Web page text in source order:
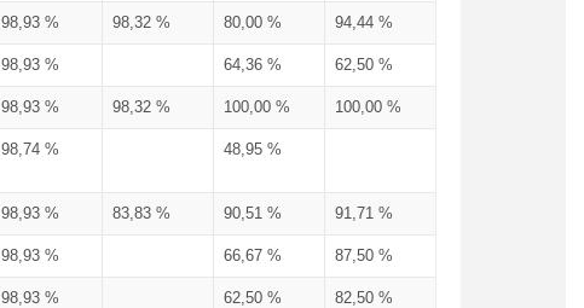
98,93 % 98,32 % 80,00 % 94,44 %
98,93 % 64,36 % 62,50 %
98,93 % 98,32 % 100,00 % 100,00 %
98,74 % 48,95 %
98,93 % 83,83 % 90,51 % 91,71 %
98,93 % 66,67 % 87,50 %
98,93 % 62,50 % 82,50 %